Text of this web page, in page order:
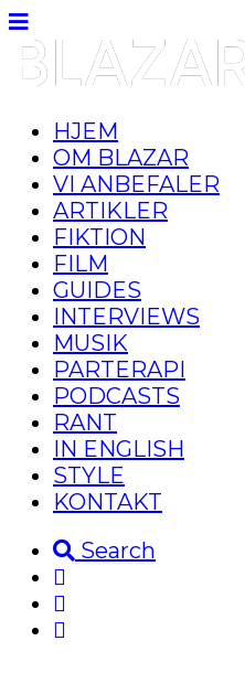
HJEM
OM BLAZAR
VI ANBEFALER
ARTIKLER
FIKTION
FILM
GUIDES
INTERVIEWS
MUSIK
PARTERAPI
PODCASTS
RANT
IN ENGLISH
STYLE
KONTAKT
Search